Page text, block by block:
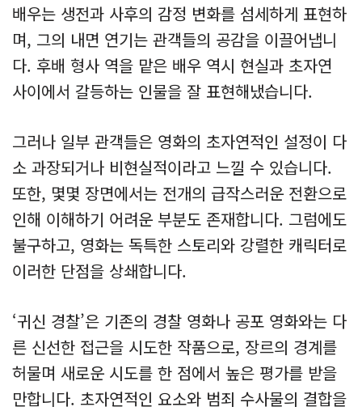
배우는 생전과 사후의 감정 변화를 섬세하게 표현하
며, 그의 내면 연기는 관객들의 공감을 이끌어냅니
다. 후배 형사 역을 맡은 배우 역시 현실과 초자연
사이에서 갈등하는 인물을 잘 표현해냈습니다.
그러나 일부 관객들은 영화의 초자연적인 설정이 다
소 과장되거나 비현실적이라고 느낄 수 있습니다.
또한, 몇몇 장면에서는 전개의 급작스러운 전환으로
인해 이해하기 어려운 부분도 존재합니다. 그럼에도
불구하고, 영화는 독특한 스토리와 강렬한 캐릭터로
이러한 단점을 상쇄합니다.
‘귀신 경찰’은 기존의 경찰 영화나 공포 영화와는 다
른 신선한 접근을 시도한 작품으로, 장르의 경계를
허물며 새로운 시도를 한 점에서 높은 평가를 받을
만합니다. 초자연적인 요소와 범죄 수사물의 결합을